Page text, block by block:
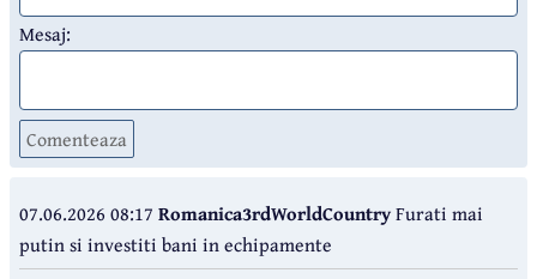
Mesaj:
Comenteaza
07.06.2026 08:17 Romanica3rdWorldCountryFurati mai
putin si investiti bani in echipamente